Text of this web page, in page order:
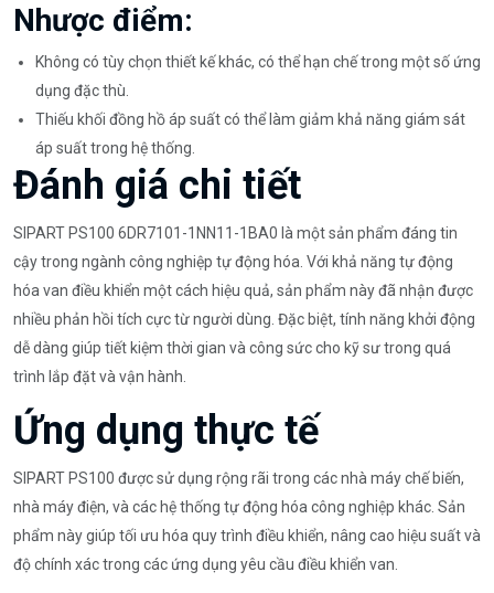
Nhược điểm:
Không có tùy chọn thiết kế khác, có thể hạn chế trong một số ứng
dụng đặc thù.
Thiếu khối đồng hồ áp suất có thể làm giảm khả năng giám sát
áp suất trong hệ thống.
Đánh giá chi tiết
SIPART PS100 6DR7101-1NN11-1BA0 là một sản phẩm đáng tin
cậy trong ngành công nghiệp tự động hóa. Với khả năng tự động
hóa van điều khiển một cách hiệu quả, sản phẩm này đã nhận được
nhiều phản hồi tích cực từ người dùng. Đặc biệt, tính năng khởi động
dễ dàng giúp tiết kiệm thời gian và công sức cho kỹ sư trong quá
trình lắp đặt và vận hành.
Ứng dụng thực tế
SIPART PS100 được sử dụng rộng rãi trong các nhà máy chế biến,
nhà máy điện, và các hệ thống tự động hóa công nghiệp khác. Sản
phẩm này giúp tối ưu hóa quy trình điều khiển, nâng cao hiệu suất và
độ chính xác trong các ứng dụng yêu cầu điều khiển van.